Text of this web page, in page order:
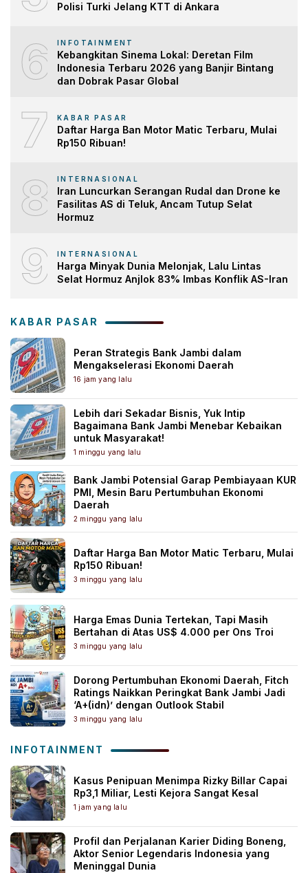
Polisi Turki Jelang KTT di Ankara
6 INFOTAINMENT
Kebangkitan Sinema Lokal: Deretan Film
Indonesia Terbaru 2026 yang Banjir Bintang
dan Dobrak Pasar Global
7 KABAR PASAR
Daftar Harga Ban Motor Matic Terbaru, Mulai
Rp150 Ribuan!
8 INTERNASIONAL
Iran Luncurkan Serangan Rudal dan Drone ke
Fasilitas AS di Teluk, Ancam Tutup Selat
Hormuz
9 INTERNASIONAL
Harga Minyak Dunia Melonjak, Lalu Lintas
Selat Hormuz Anjlok 83% Imbas Konflik AS-Iran
KABAR PASAR
Peran Strategis Bank Jambi dalam
Mengakselerasi Ekonomi Daerah
16 jam yang lalu
Lebih dari Sekadar Bisnis, Yuk Intip
Bagaimana Bank Jambi Menebar Kebaikan
untuk Masyarakat!
1 minggu yang lalu
Bank Jambi Potensial Garap Pembiayaan KUR
PMI, Mesin Baru Pertumbuhan Ekonomi
Daerah
2 minggu yang lalu
Daftar Harga Ban Motor Matic Terbaru, Mulai
Rp150 Ribuan!
3 minggu yang lalu
Harga Emas Dunia Tertekan, Tapi Masih
Bertahan di Atas US$ 4.000 per Ons Troi
3 minggu yang lalu
Dorong Pertumbuhan Ekonomi Daerah, Fitch
Ratings Naikkan Peringkat Bank Jambi Jadi
‘A+(idn)’ dengan Outlook Stabil
3 minggu yang lalu
INFOTAINMENT
Kasus Penipuan Menimpa Rizky Billar Capai
Rp3,1 Miliar, Lesti Kejora Sangat Kesal
1 jam yang lalu
Profil dan Perjalanan Karier Diding Boneng,
Aktor Senior Legendaris Indonesia yang
Meninggal Dunia